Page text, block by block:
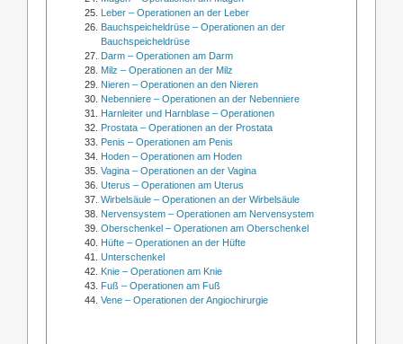
Leber – Operationen an der Leber
Bauchspeicheldrüse – Operationen an der
Bauchspeicheldrüse
Darm – Operationen am Darm
Milz – Operationen an der Milz
Nieren – Operationen an den Nieren
Nebenniere – Operationen an der Nebenniere
Harnleiter und Harnblase – Operationen
Prostata – Operationen an der Prostata
Penis – Operationen am Penis
Hoden – Operationen am Hoden
Vagina – Operationen an der Vagina
Uterus – Operationen am Uterus
Wirbelsäule – Operationen an der Wirbelsäule
Nervensystem – Operationen am Nervensystem
Oberschenkel – Operationen am Oberschenkel
Hüfte – Operationen an der Hüfte
Unterschenkel
Knie – Operationen am Knie
Fuß – Operationen am Fuß
Vene – Operationen der Angiochirurgie